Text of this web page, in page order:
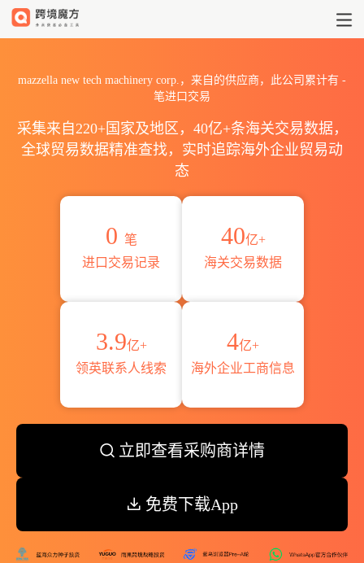
mazzella new tech machinery corp.，来自的供应商，此公司累计有 -
笔进口交易
采集来自220+国家及地区，40亿+条海关交易数据，
全球贸易数据精准查找，实时追踪海外企业贸易动
态
0 笔
进口交易记录
40亿+
海关交易数据
3.9亿+
领英联系人线索
4亿+
海外企业工商信息
立即查看采购商详情
免费下载App